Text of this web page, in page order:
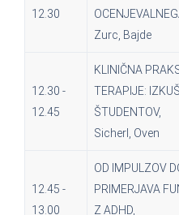
12.30
Zurc, Bajde
12.30 -
12.45
KLINIČNA
TERAPIJE:
ŠTUDENTOV,
Sicherl, Oven
12.45 -
13.00
OD IMPULZOV
PRIMERJAVA
Z ADHD,